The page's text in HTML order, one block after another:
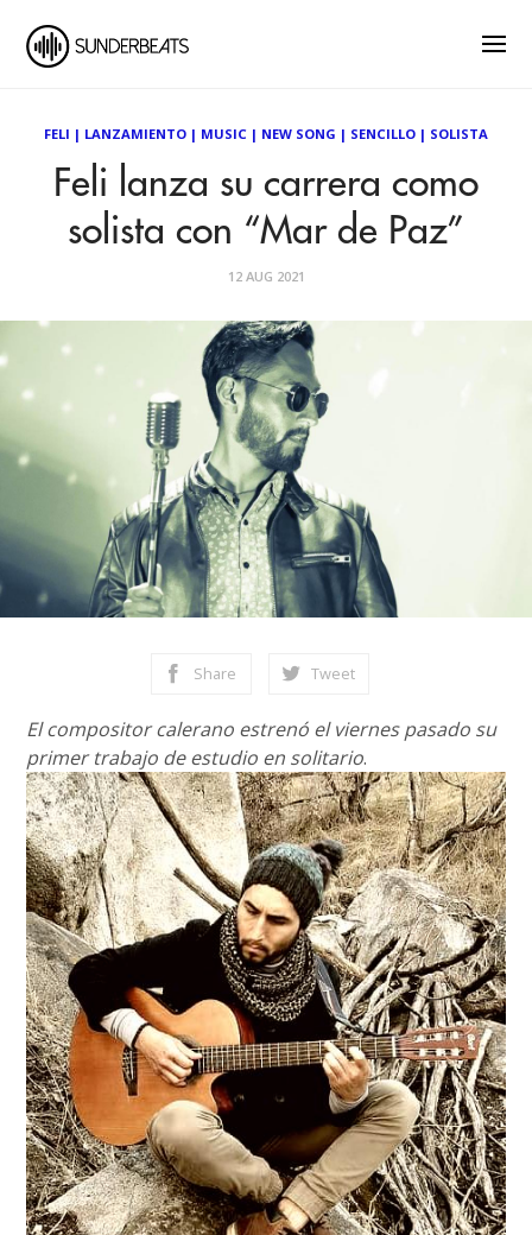
FELI | LANZAMIENTO | MUSIC | NEW SONG | SENCILLO | SOLISTA
Feli lanza su carrera como
solista con “Mar de Paz”
12 AUG 2021
Share Tweet
El compositor calerano estrenó el viernes pasado su
primer trabajo de estudio en solitario.